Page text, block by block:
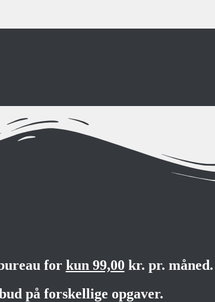
for kun 99,00 kr. pr. måned.
på forskellige opgaver.